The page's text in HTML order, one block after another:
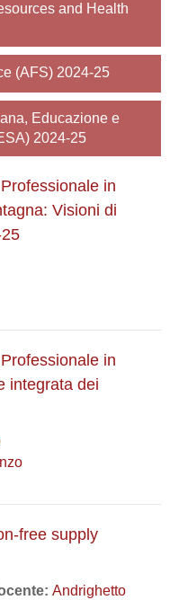
and Health
(AFS) 2024-25
Educazione e
2024-25
in
Visioni di
in
integrata dei
free supply
Andrighetto